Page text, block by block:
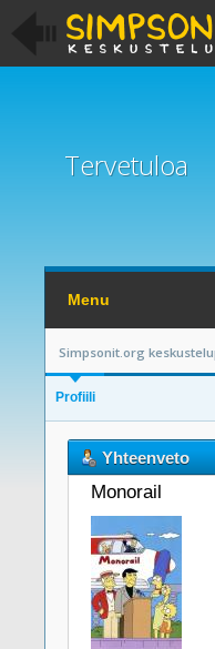
Tervetuloa
Menu
Simpsonit.org
Profiili
Yhteenveto
Monorail